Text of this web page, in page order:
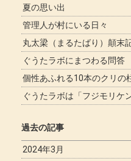
夏の思い出
管理人が村にいる日々
丸太梁（まるたばり）顛末
ぐうたラボにまつわる問答
個性あふれる10本のクリの
ぐうたラボは「フジモリケ
過去の記事
2024年3月